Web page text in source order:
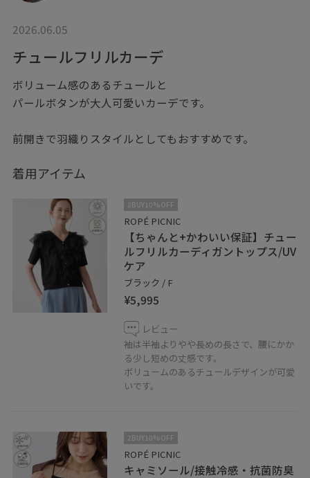
2026.06.05
チュールフリルカーデ
ボリューム感のあるチュールと
パールボタンが大人可愛いカーデです。
前開きで羽織りスタイルとしてもおすすめです。
着用アイテム
2BUY10%OFF
ROPÉ PICNIC
【ちゃんと+かわいい保証】チュー
ルフリルカーディガントップス/UV
ケア
ブラック / F
¥5,995
レビュー
袖は半袖よりやや長めの長さで、腰にかか
る少し短めの丈感です。
ボリュームのあるチュールデザインが可愛
いです。
2BUY10%OFF
ROPÉ PICNIC
キャミソール/接触冷感・抗菌防臭